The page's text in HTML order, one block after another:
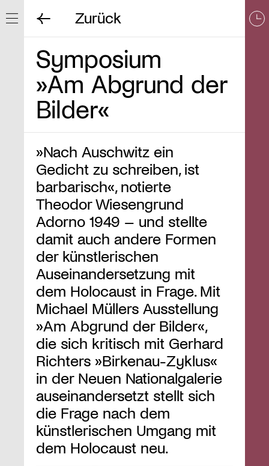
Navigation ein/ausblenden
Zurück
Symposium
»Am Abgrund der
Bilder«
»Nach Auschwitz ein
Gedicht zu schreiben, ist
barbarisch«, notierte
Theodor Wiesengrund
Adorno 1949 – und stellte
damit auch andere Formen
der künstlerischen
Auseinandersetzung mit
dem Holocaust in Frage. Mit
Michael Müllers Ausstellung
»Am Abgrund der Bilder«,
die sich kritisch mit Gerhard
Richters »Birkenau-Zyklus«
in der Neuen Nationalgalerie
auseinandersetzt stellt sich
die Frage nach dem
künstlerischen Umgang mit
dem Holocaust neu.